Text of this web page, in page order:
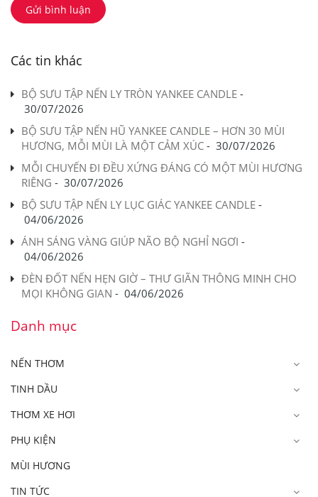
Gửi bình luận
Các tin khác
BỘ SƯU TẬP NẾN LY TRÒN YANKEE CANDLE -
30/07/2026
BỘ SƯU TẬP NẾN HŨ YANKEE CANDLE – HƠN 30 MÙI
HƯƠNG, MỖI MÙI LÀ MỘT CẢM XÚC - 30/07/2026
MỖI CHUYẾN ĐI ĐỀU XỨNG ĐÁNG CÓ MỘT MÙI HƯƠNG
RIÊNG - 30/07/2026
BỘ SƯU TẬP NẾN LY LỤC GIÁC YANKEE CANDLE -
04/06/2026
ÁNH SÁNG VÀNG GIÚP NÃO BỘ NGHỈ NGƠI -
04/06/2026
ĐÈN ĐỐT NẾN HẸN GIỜ – THƯ GIÃN THÔNG MINH CHO
MỌI KHÔNG GIAN - 04/06/2026
Danh mục
NẾN THƠM
TINH DẦU
THƠM XE HƠI
PHỤ KIỆN
MÙI HƯƠNG
TIN TỨC